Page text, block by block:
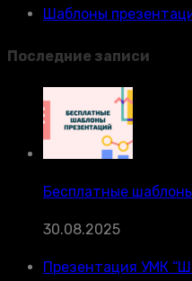
Шаблоны
Последние записи
Бесплатные
30.08.2025
Презентация УМК